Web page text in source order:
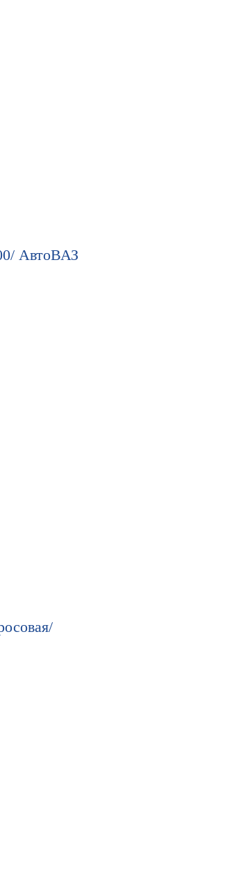
АвтоВАЗ